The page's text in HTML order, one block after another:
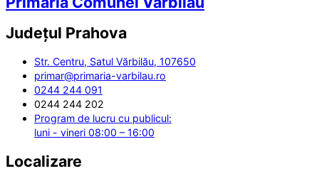
Județul Prahova
Str. Centru, Satul Vărbilău, 107650
primar@primaria-varbilau.ro
0244 244 091
0244 244 202
Program de lucru cu publicul:
luni - vineri 08:00 – 16:00
Localizare